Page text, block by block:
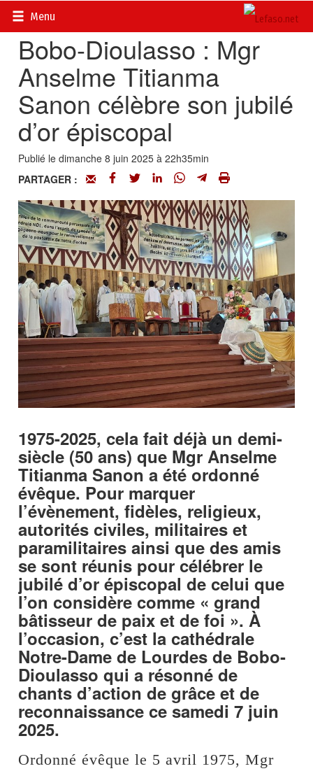
Menu
Accueil>
Bobo-Dioulasso : Mgr
Anselme Titianma
Sanon célèbre son jubilé
d’or épiscopal
Publié le dimanche 8 juin 2025 à 22h35min
PARTAGER :
1975-2025, cela fait déjà un demi-
siècle (50 ans) que Mgr Anselme
Titianma Sanon a été ordonné
évêque. Pour marquer
l’évènement, fidèles, religieux,
autorités civiles, militaires et
paramilitaires ainsi que des amis
se sont réunis pour célébrer le
jubilé d’or épiscopal de celui que
l’on considère comme « grand
bâtisseur de paix et de foi ». À
l’occasion, c’est la cathédrale
Notre-Dame de Lourdes de Bobo-
Dioulasso qui a résonné de
chants d’action de grâce et de
reconnaissance ce samedi 7 juin
2025.
Ordonné évêque le 5 avril 1975, Mgr